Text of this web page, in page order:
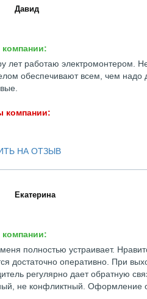
Давид
лет работаю электромонтером.
обеспечивают всем, чем надо
компании:
НА ОТЗЫВ
Екатерина
полностью устраивает.
достаточно оперативно. При
регулярно дает обратную
не конфликтный. Оформление